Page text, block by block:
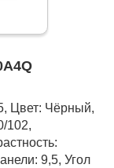
Цвет: Чёрный,
102,
9,5, Угол